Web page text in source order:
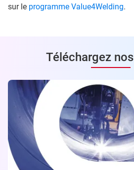
sur le programme Value4Welding.
Téléchargez